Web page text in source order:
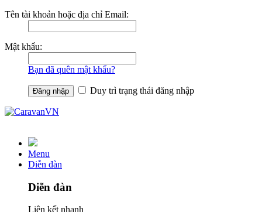
Tên tài khoản hoặc địa chỉ Email:
Mật khẩu:
Bạn đã quên mật khẩu?
Duy trì trạng thái đăng nhập
Menu
Diễn đàn
Diễn đàn
Liên kết nhanh